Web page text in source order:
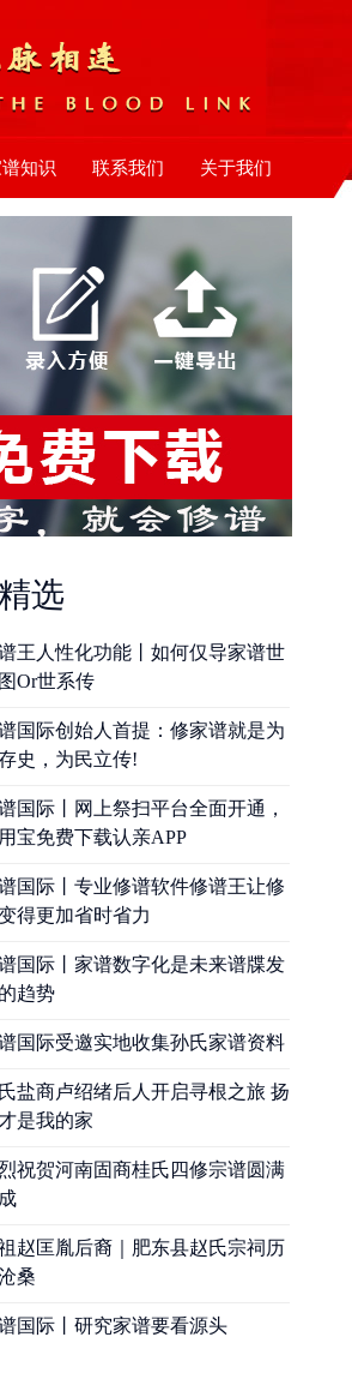
知识 联系我们 关于我们
选
王人性化功能丨如何仅导家谱世
Or世系传
国际创始人首提：修家谱就是为
史，为民立传!
国际丨网上祭扫平台全面开通，
宝免费下载认亲APP
国际丨专业修谱软件修谱王让修
得更加省时省力
国际丨家谱数字化是未来谱牒发
趋势
国际受邀实地收集孙氏家谱资料
盐商卢绍绪后人开启寻根之旅 扬
是我的家
祝贺河南固商桂氏四修宗谱圆满
赵匡胤后裔｜肥东县赵氏宗祠历
桑
国际丨研究家谱要看源头